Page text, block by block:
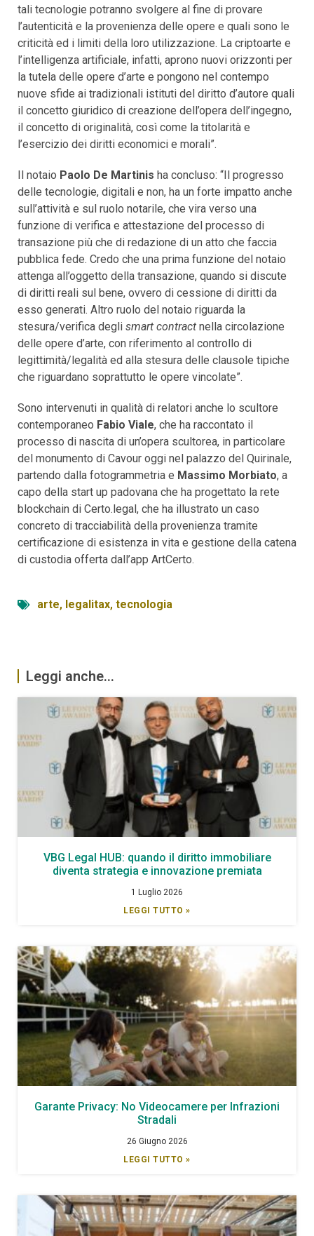
tali tecnologie potranno svolgere al fine di provare
l’autenticità e la provenienza delle opere e quali sono le
criticità ed i limiti della loro utilizzazione. La criptoarte e
l’intelligenza artificiale, infatti, aprono nuovi orizzonti per
la tutela delle opere d’arte e pongono nel contempo
nuove sfide ai tradizionali istituti del diritto d’autore quali
il concetto giuridico di creazione dell’opera dell’ingegno,
il concetto di originalità, così come la titolarità e
l’esercizio dei diritti economici e morali”.
Il notaio Paolo De Martinis ha concluso: “Il progresso
delle tecnologie, digitali e non, ha un forte impatto anche
sull’attività e sul ruolo notarile, che vira verso una
funzione di verifica e attestazione del processo di
transazione più che di redazione di un atto che faccia
pubblica fede. Credo che una prima funzione del notaio
attenga all’oggetto della transazione, quando si discute
di diritti reali sul bene, ovvero di cessione di diritti da
esso generati. Altro ruolo del notaio riguarda la
stesura/verifica degli smart contract nella circolazione
delle opere d’arte, con riferimento al controllo di
legittimità/legalità ed alla stesura delle clausole tipiche
che riguardano soprattutto le opere vincolate”.
Sono intervenuti in qualità di relatori anche lo scultore
contemporaneo Fabio Viale, che ha raccontato il
processo di nascita di un’opera scultorea, in particolare
del monumento di Cavour oggi nel palazzo del Quirinale,
partendo dalla fotogrammetria e Massimo Morbiato, a
capo della start up padovana che ha progettato la rete
blockchain di Certo.legal, che ha illustrato un caso
concreto di tracciabilità della provenienza tramite
certificazione di esistenza in vita e gestione della catena
di custodia offerta dall’app ArtCerto.
arte, legalitax, tecnologia
Leggi anche...
VBG Legal HUB: quando il diritto immobiliare
diventa strategia e innovazione premiata
1 Luglio 2026
LEGGI TUTTO »
Garante Privacy: No Videocamere per Infrazioni
Stradali
26 Giugno 2026
LEGGI TUTTO »